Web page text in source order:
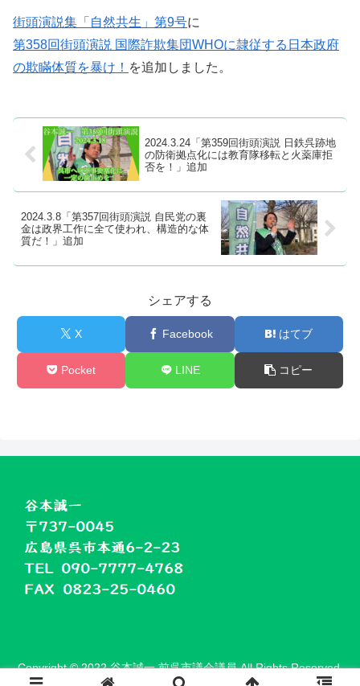
街頭演説集「自然共生」第9号に
第358回街頭演説 国際詐欺集団WHOに隷従する日本政府
の欺瞞体質を暴け！ を追加しました。
2024.3.24「第359回街頭演説 日鉄呉跡地
の防衛拠点化には教育隊移転と火薬庫拒
否を！」追加
2024.3.8「第357回街頭演説 自民党の裏
金は政界工作に全て使われ、構造的な体
質だ！」追加
シェアする
X Facebook はてブ
Pocket LINE コピー
Copyright © 2022 谷本誠一 前呉市議会議員 All Rights Reserved.